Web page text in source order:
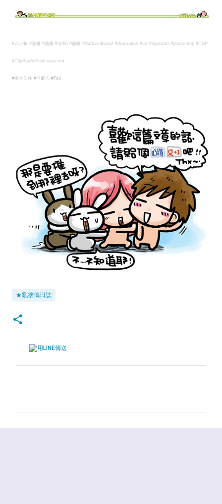
#四小折 #漫畫 #插畫 #off60 #插圖 #SurfaceBook2 #illustration #art #digitalart #photoshop #CSP
#ClipStudioPaint #wacom
#雷雷伙伴 #熊麻吉 #Ted
★亂塗鴨日誌